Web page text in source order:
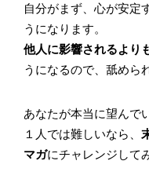
自分がまず、心が安定
うになります。
他人に影響されるより
うになるので、舐めら
あなたが本当に望んで
１人では難しいなら、
マガにチャレンジして